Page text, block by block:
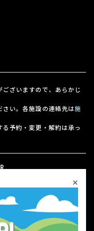
ざいますので、あらかじ
さい。各施設の連絡先は施
予約・変更・解約は承っ
×